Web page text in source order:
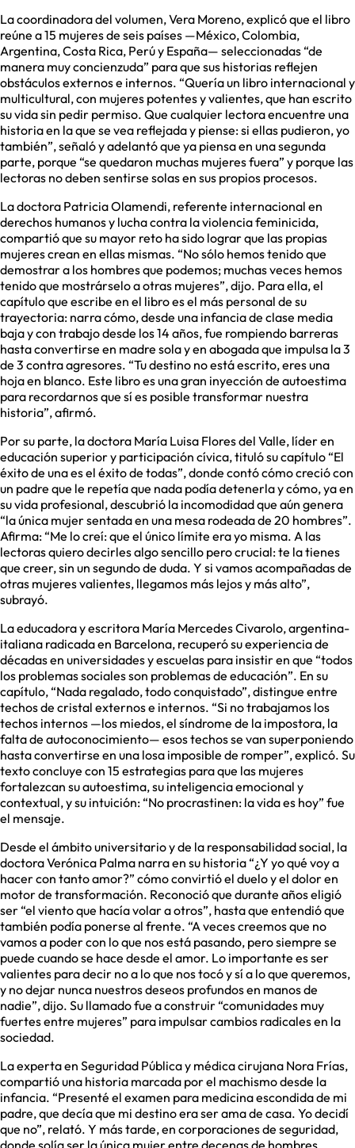
La coordinadora del volumen, Vera Moreno, explicó que el libro
reúne a 15 mujeres de seis países —México, Colombia,
Argentina, Costa Rica, Perú y España— seleccionadas “de
manera muy concienzuda” para que sus historias reflejen
obstáculos externos e internos. “Quería un libro internacional y
multicultural, con mujeres potentes y valientes, que han escrito
su vida sin pedir permiso. Que cualquier lectora encuentre una
historia en la que se vea reflejada y piense: si ellas pudieron, yo
también”, señaló y adelantó que ya piensa en una segunda
parte, porque “se quedaron muchas mujeres fuera” y porque las
lectoras no deben sentirse solas en sus propios procesos.
La doctora Patricia Olamendi, referente internacional en
derechos humanos y lucha contra la violencia feminicida,
compartió que su mayor reto ha sido lograr que las propias
mujeres crean en ellas mismas. “No sólo hemos tenido que
demostrar a los hombres que podemos; muchas veces hemos
tenido que mostrárselo a otras mujeres”, dijo. Para ella, el
capítulo que escribe en el libro es el más personal de su
trayectoria: narra cómo, desde una infancia de clase media
baja y con trabajo desde los 14 años, fue rompiendo barreras
hasta convertirse en madre sola y en abogada que impulsa la 3
de 3 contra agresores. “Tu destino no está escrito, eres una
hoja en blanco. Este libro es una gran inyección de autoestima
para recordarnos que sí es posible transformar nuestra
historia”, afirmó.
Por su parte, la doctora María Luisa Flores del Valle, líder en
educación superior y participación cívica, tituló su capítulo “El
éxito de una es el éxito de todas”, donde contó cómo creció con
un padre que le repetía que nada podía detenerla y cómo, ya en
su vida profesional, descubrió la incomodidad que aún genera
“la única mujer sentada en una mesa rodeada de 20 hombres”.
Afirma: “Me lo creí: que el único límite era yo misma. A las
lectoras quiero decirles algo sencillo pero crucial: te la tienes
que creer, sin un segundo de duda. Y si vamos acompañadas de
otras mujeres valientes, llegamos más lejos y más alto”,
subrayó.
La educadora y escritora María Mercedes Civarolo, argentina-
italiana radicada en Barcelona, recuperó su experiencia de
décadas en universidades y escuelas para insistir en que “todos
los problemas sociales son problemas de educación”. En su
capítulo, “Nada regalado, todo conquistado”, distingue entre
techos de cristal externos e internos. “Si no trabajamos los
techos internos —los miedos, el síndrome de la impostora, la
falta de autoconocimiento— esos techos se van superponiendo
hasta convertirse en una losa imposible de romper”, explicó. Su
texto concluye con 15 estrategias para que las mujeres
fortalezcan su autoestima, su inteligencia emocional y
contextual, y su intuición: “No procrastinen: la vida es hoy” fue
el mensaje.
Desde el ámbito universitario y de la responsabilidad social, la
doctora Verónica Palma narra en su historia “¿Y yo qué voy a
hacer con tanto amor?” cómo convirtió el duelo y el dolor en
motor de transformación. Reconoció que durante años eligió
ser “el viento que hacía volar a otros”, hasta que entendió que
también podía ponerse al frente. “A veces creemos que no
vamos a poder con lo que nos está pasando, pero siempre se
puede cuando se hace desde el amor. Lo importante es ser
valientes para decir no a lo que nos tocó y sí a lo que queremos,
y no dejar nunca nuestros deseos profundos en manos de
nadie”, dijo. Su llamado fue a construir “comunidades muy
fuertes entre mujeres” para impulsar cambios radicales en la
sociedad.
La experta en Seguridad Pública y médica cirujana Nora Frías,
compartió una historia marcada por el machismo desde la
infancia. “Presenté el examen para medicina escondida de mi
padre, que decía que mi destino era ser ama de casa. Yo decidí
que no”, relató. Y más tarde, en corporaciones de seguridad,